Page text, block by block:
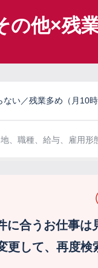
の他×残
い／残業多め（月10時
地、職種、給与、雇用形
に合うお仕事は
更して、再度検